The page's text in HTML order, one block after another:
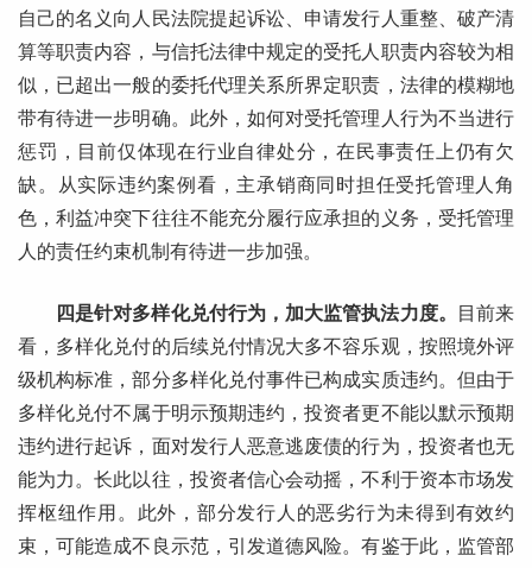
自己的名义向人民法院提起诉讼、申请发行人重整、破产清
算等职责内容，与信托法律中规定的受托人职责内容较为相
似，已超出一般的委托代理关系所界定职责，法律的模糊地
带有待进一步明确。此外，如何对受托管理人行为不当进行
惩罚，目前仅体现在行业自律处分，在民事责任上仍有欠
缺。从实际违约案例看，主承销商同时担任受托管理人角
色，利益冲突下往往不能充分履行应承担的义务，受托管理
人的责任约束机制有待进一步加强。
四是针对多样化兑付行为，加大监管执法力度。
目前来
看，多样化兑付的后续兑付情况大多不容乐观，按照境外评
级机构标准，部分多样化兑付事件已构成实质违约。但由于
多样化兑付不属于明示预期违约，投资者更不能以默示预期
违约进行起诉，面对发行人恶意逃废债的行为，投资者也无
能为力。长此以往，投资者信心会动摇，不利于资本市场发
挥枢纽作用。此外，部分发行人的恶劣行为未得到有效约
束，可能造成不良示范，引发道德风险。有鉴于此，监管部